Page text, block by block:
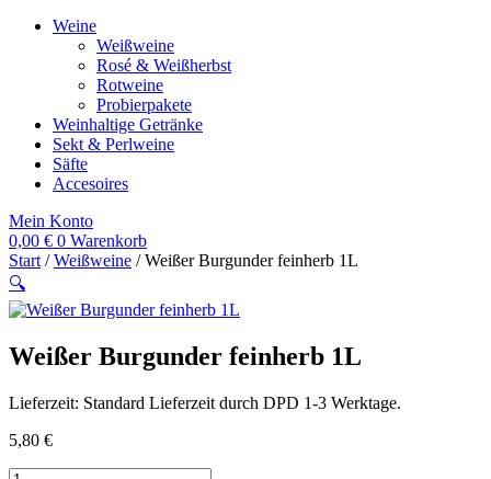
Weine
Weißweine
Rosé & Weißherbst
Rotweine
Probierpakete
Weinhaltige Getränke
Sekt & Perlweine
Säfte
Accesoires
Mein Konto
0,00 € 0 Warenkorb
Start /Weißweine / Weißer Burgunder feinherb 1L
🔍
Weißer Burgunder feinherb 1L
Lieferzeit: Stan­dard Lieferzeit durch DPD 1-3 Werktage.
5,80 €